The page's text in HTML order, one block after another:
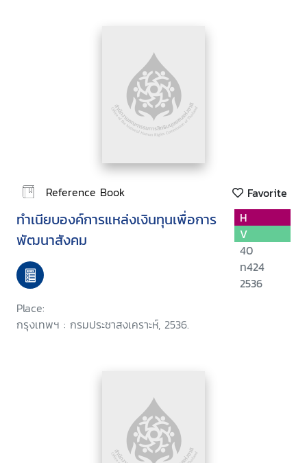
Reference Book Favorite
ทำเนียบองค์การแหล่งเงินทุนเพื่อการ
พัฒนาสังคม
Place:
กรุงเทพฯ : กรมประชาสงเคราะห์, 2536.
H
V
40
ท424
2536